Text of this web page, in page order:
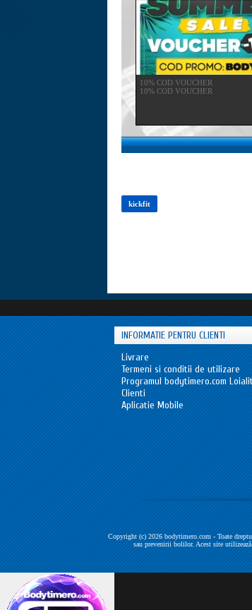
10% COD VOUCHER
10% COD VOUCHER
kickfit
INFORMATIE PENTRU CLIENTI
Livrare
Termeni si conditii de utilizare
Programul bodytimero.com
Clienti
Aplicatie Mobile
Copyright (c) 2026 bodytimero.com - Toate
sau prevenirii bolilor. Acest site